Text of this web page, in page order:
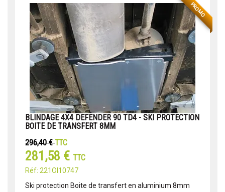
PROMO
BLINDAGE 4X4 DEFENDER 90 TD4 - SKI PROTECTION
BOITE DE TRANSFERT 8MM
296,40 €TTC
281,58 € TTC
Réf: 221OI10747
Ski protection Boite de transfert en aluminium 8mm